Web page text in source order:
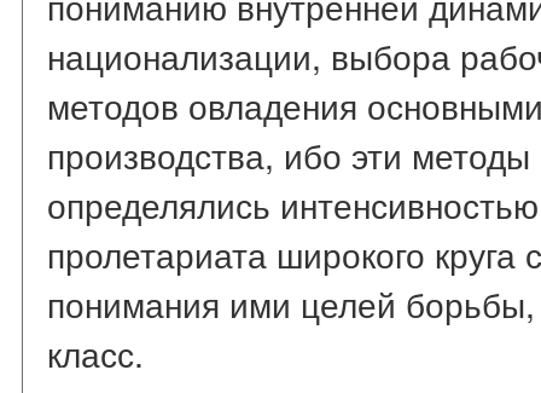
национализации, выбора
методов овладения
производства, ибо эти
определялись
пролетариата широкого
понимания ими целей
класс.